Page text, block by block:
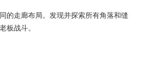
的走廊布局。发现并探索所有角落和缝
板战斗。